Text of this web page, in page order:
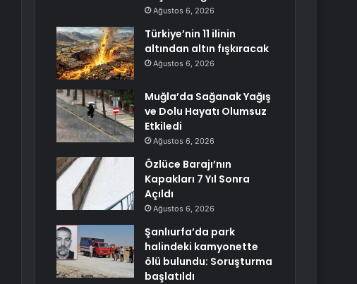
Ağustos 6, 2026
Türkiye’nin 11 ilinin
altından altın fışkıracak
Ağustos 6, 2026
Muğla’da Sağanak Yağış
ve Dolu Hayatı Olumsuz
Etkiledi
Ağustos 6, 2026
Özlüce Barajı’nın
Kapakları 7 Yıl Sonra
Açıldı
Ağustos 6, 2026
Şanlıurfa’da park
halindeki kamyonette
ölü bulundu: Soruşturma
başlatıldı